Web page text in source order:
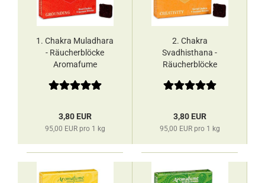
1. Chakra Muladhara
- Räucherblöcke
Aromafume
3,80 EUR
95,00 EUR pro 1 kg
2. Chakra
Svadhisthana -
Räucherblöcke
3,80 EUR
95,00 EUR pro 1 kg